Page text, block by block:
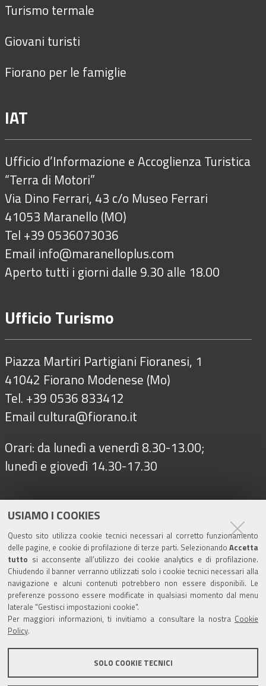
USIAMO I COOKIES
Questo sito utilizza cookie tecnici necessari al corretto funzionamento
delle pagine, e cookie di profilazione di terze parti. Selezionando Accetta
tutto si acconsente all’utilizzo dei cookie analytics e di profilazione.
Chiudendo il banner verranno utilizzati solo i cookie tecnici necessari alla
navigazione e alcuni contenuti potrebbero non essere disponibili. Le
preferenze possono essere modificate in qualsiasi momento dal menu
laterale "Gestisci impostazioni cookie".
Per maggiori informazioni, ti invitiamo a consultare la nostra Cookie
Policy.
SOLO COOKIE TECNICI
Turismo termale
Giovani turisti
Fiorano per le famiglie
IAT
Ufficio d’Informazione e Accoglienza Turistica
“Terra di Motori”
Via Dino Ferrari, 43 c/o Museo Ferrari
41053 Maranello (MO)
Tel +39 0536073036
Email info@maranelloplus.com
Aperto tutti i giorni dalle 9.30 alle 18.00
Ufficio Turismo
Piazza Martiri Partigiani Fioranesi, 1
41042 Fiorano Modenese (Mo)
Tel. +39 0536 833412
Email cultura@fiorano.it
Orari: da lunedì a venerdì 8.30-13.00;
lunedì e giovedì 14.30-17.30
Seguici su
Turismo
Riserva di Nirano
Castello di Spezzano
Iscriviti alla nostra newsletter